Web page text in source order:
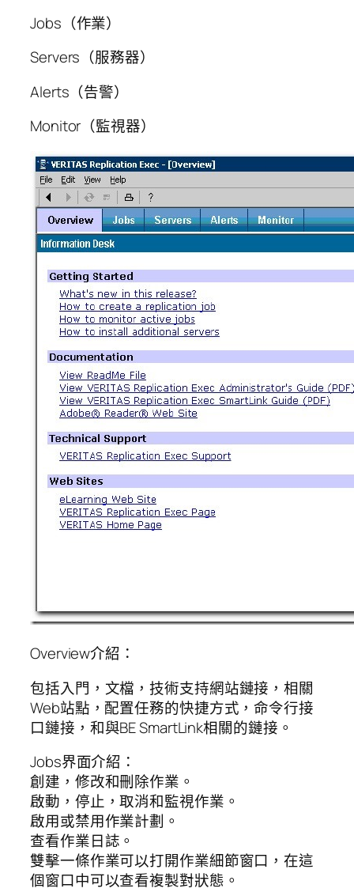
Jobs（作業）
Servers（服務器）
Alerts（告警）
Monitor（監視器）
Overview介紹：
包括入門，文檔，技術支持網站鏈接，相關
Web站點，配置任務的快捷方式，命令行接
口鏈接，和與BE SmartLink相關的鏈接。
Jobs界面介紹：
創建，修改和刪除作業。
啟動，停止，取消和監視作業。
啟用或禁用作業計劃。
查看作業日誌。
雙擊一條作業可以打開作業細節窗口，在這
個窗口中可以查看複製對狀態。